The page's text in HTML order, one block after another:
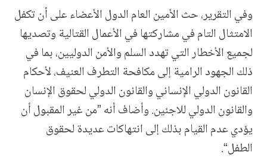
وفي التقرير، حث الأمين العام الدول الأعضاء على أن تكفل
الامتثال التام في مشاركتها في الأعمال القتالية وتصديها
لجميع الأخطار التي تهدد السلم والأمن الدوليين، بما في
ذلك الجهود الرامية إلى مكافحة التطرف العنيف، لأحكام
القانون الدولي الإنساني والقانون الدولي لحقوق الإنسان
والقانون الدولي للاجئين. وأضاف أنه ”من غير المقبول أن
يؤدي عدم القيام بذلك إلى انتهاكات عديدة لحقوق
الطفل“.